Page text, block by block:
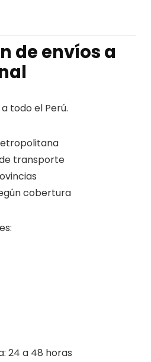
de envíos a
todo el Perú.
transporte
cobertura
24 a 48 horas